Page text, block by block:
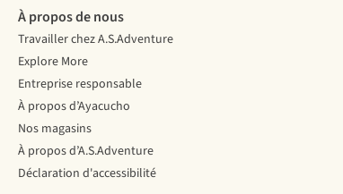
À propos de nous
Travailler chez A.S.Adventure
Explore More
Entreprise responsable
À propos d’Ayacucho
Nos magasins
À propos d’A.S.Adventure
Déclaration d'accessibilité